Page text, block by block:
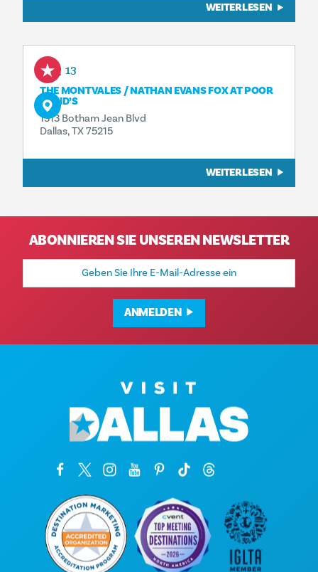
WEITERLESEN
Aug 13
THE MONTVALES / NATHAN EVANS FOX AT POOR
DAVID’S
1313 Botham Jean Blvd
Dallas, TX 75215
WEITERLESEN
ABONNIEREN SIE UNSEREN NEWSLETTER
E-
Adresse
ANMELDEN